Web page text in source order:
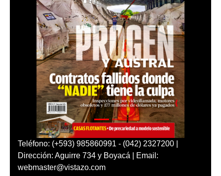
Teléfono: (+593) 985860991 - (042) 2327200 |
Dirección: Aguirre 734 y Boyacá | Email:
webmaster@vistazo.com